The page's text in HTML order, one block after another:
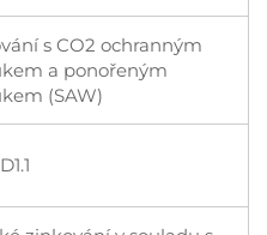
s CO2 ochranným
a ponořeným
(SAW)